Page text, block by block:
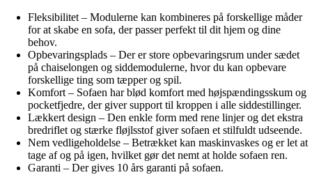
Fleksibilitet – Modulerne kan kombineres på forskellige måder
for at skabe en sofa, der passer perfekt til dit hjem og dine
behov.
Opbevaringsplads – Der er store opbevaringsrum under sædet
på chaiselongen og siddemodulerne, hvor du kan opbevare
forskellige ting som tæpper og spil.
Komfort – Sofaen har blød komfort med højspændingsskum og
pocketfjedre, der giver support til kroppen i alle siddestillinger.
Lækkert design – Den enkle form med rene linjer og det ekstra
bredriflet og stærke fløjlsstof giver sofaen et stilfuldt udseende.
Nem vedligeholdelse – Betrækket kan maskinvaskes og er let at
tage af og på igen, hvilket gør det nemt at holde sofaen ren.
Garanti – Der gives 10 års garanti på sofaen.